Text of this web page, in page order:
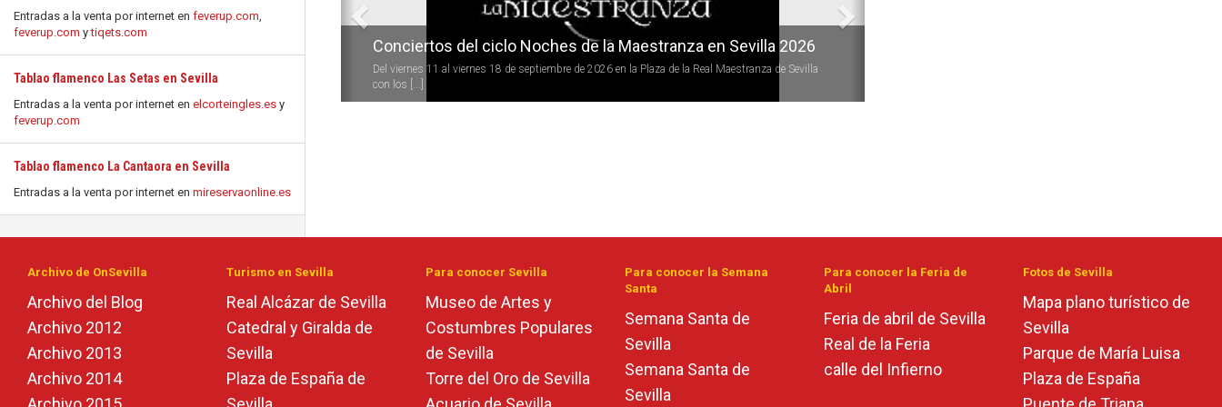
Entradas a la venta por internet en feverup.com,
feverup.com ytiqets.com
Tablao flamenco Las Setas en Sevilla
Entradas a la venta por internet en elcorteingles.es y
feverup.com
Tablao flamenco La Cantaora en Sevilla
Entradas a la venta por internet en mireservaonline.es
Conciertos del ciclo Noches de la Maestranza en Sevilla 2026
Del viernes 11 al viernes 18 de septiembre de 2026 en la Plaza de la Real Maestranza de Sevilla
con los [...]
Archivo de OnSevilla
Archivo del Blog
Archivo 2012
Archivo 2013
Archivo 2014
Turismo en Sevilla
Real Alcázar de Sevilla
Catedral y Giralda de
Sevilla
Plaza de España de
Para conocer Sevilla
Museo de Artes y
Costumbres Populares
de Sevilla
Torre del Oro de Sevilla
Para conocer la Semana
Santa
Semana Santa de
Sevilla
Semana Santa de
Sevilla
Para conocer la Feria de
Abril
Feria de abril de Sevilla
Real de la Feria
calle del Infierno
Fotos de Sevilla
Mapa plano turístico de
Sevilla
Parque de María Luisa
Plaza de España